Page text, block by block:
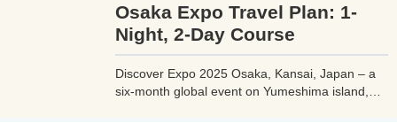
Osaka Expo Travel Plan: 1-
Night, 2-Day Course
Discover Expo 2025 Osaka, Kansai, Japan – a
six-month global event on Yumeshima island,